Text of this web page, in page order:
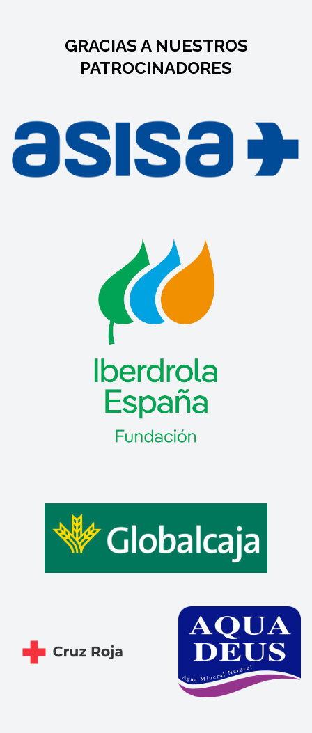
GRACIAS A NUESTROS
PATROCINADORES